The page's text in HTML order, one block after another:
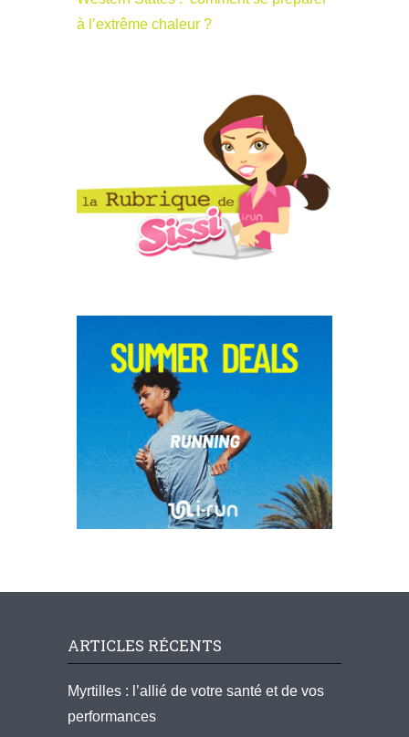
à l’extrême chaleur ?
ARTICLES RÉCENTS
Myrtilles : l’allié de votre santé et de vos
performances